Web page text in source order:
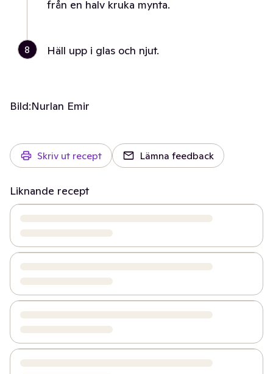
från en halv kruka mynta.
8 Häll upp i glas och njut.
Bild:Nurlan Emir
Skriv ut recept Lämna feedback
Liknande recept